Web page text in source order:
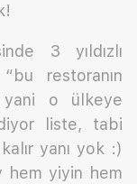
3 yıldızlı
restoranın
o ülkeye
liste, tabi
yanı yok :)
hem yiyin hem